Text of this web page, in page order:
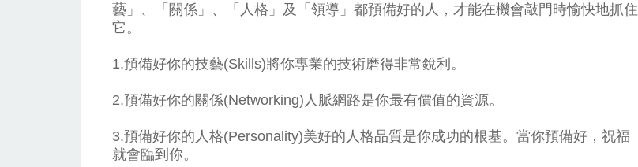
藝」、「關係」、「人格」及「領導」都預備好的人，才能在機會敲門時愉快地抓住
它。
1.預備好你的技藝(Skills)將你專業的技術磨得非常銳利。
2.預備好你的關係(Networking)人脈網路是你最有價值的資源。
3.預備好你的人格(Personality)美好的人格品質是你成功的根基。當你預備好，祝福
就會臨到你。